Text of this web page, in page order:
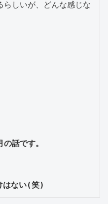
しいが、どんな感じな
話です。
はない(笑)